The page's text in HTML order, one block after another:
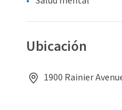
Ubicación
1900 Rainier